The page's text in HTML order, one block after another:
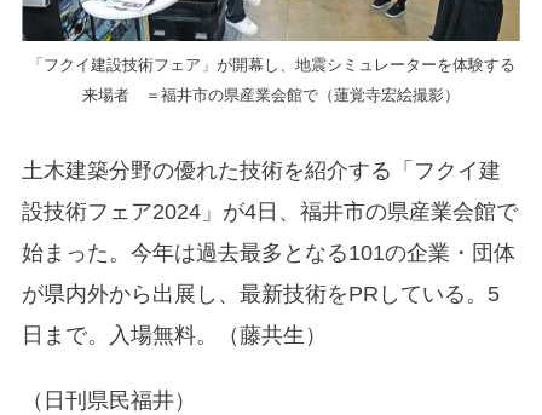
「フクイ建設技術フェア」が開幕し、地震シミュレーターを体験する
来場者 ＝福井市の県産業会館で（蓮覚寺宏絵撮影）
土木建築分野の優れた技術を紹介する「フクイ建
設技術フェア2024」が4日、福井市の県産業会館で
始まった。今年は過去最多となる101の企業・団体
が県内外から出展し、最新技術をPRしている。5
日まで。入場無料。（藤共生）
（日刊県民福井）